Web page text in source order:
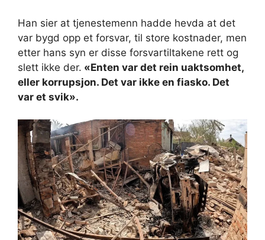
Han sier at tjenestemenn hadde hevda at det
var bygd opp et forsvar, til store kostnader, men
etter hans syn er disse forsvartiltakene rett og
slett ikke der. «Enten var det rein uaktsomhet,
eller korrupsjon. Det var ikke en fiasko. Det
var et svik».